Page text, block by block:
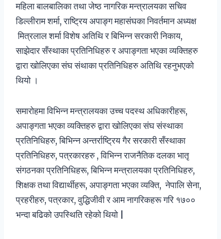
महिला बालबालिका तथा जेष्ठ नागरिक मन्त्रालयका सचिव
डिल्लीराम शर्मा, राष्ट्रिय अपाङ्ग महासंघका निवर्तमान अध्यक्ष
मित्रलाल शर्मा विशेष अतिथि र बिभिन्न सरकारी निकाय,
साझेदार सँस्थाका प्रतिनिधिहरु र अपाङ्गता भएका व्यक्तिहरु
द्वारा खोलिएका संघ संथाका प्रतिनिधिहरु अतिथि रहनुभएको
थियो ।
समारोहमा विभिन्न मन्त्रालयका उच्च पदस्थ अधिकारीहरू,
अपाङ्गता भएका व्यक्तिहरु द्वारा खोलिएका संघ संस्थाका
प्रतिनिधिहरु, बिभिन्न अन्तर्राष्ट्रिय गैर सरकारी सँस्थाका
प्रतिनिधिहरु, पत्रकारहरु , विभिन्न राजनैतिक दलका भातृ
संगठनका प्रतिनिधिहरू, बिभिन्न मन्त्रालयका प्रतिनिधिहरु,
शिक्षक तथा विद्यार्थीहरू, अपाङ्गता भएका व्यक्ति, नेपालि सेना,
प्रहरीहरु, पत्रकार, वुद्धिजीवी र आम नागरिकहरू गरि १७००
भन्दा बढिको उपस्थिति रहेको थियो |